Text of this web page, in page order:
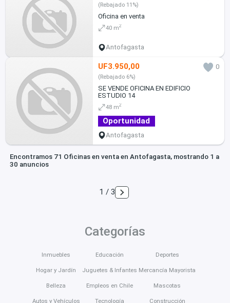
(Rebajado 11%)
Oficina en venta
40 m2
Antofagasta
UF3.950,00 0
(Rebajado 6%)
SE VENDE OFICINA EN EDIFICIO
ESTUDIO 14
48 m2
Oportunidad
Antofagasta
Encontramos 71 Oficinas en venta en Antofagasta, mostrando 1 a
30 anuncios
1 / 3
Categorías
Inmuebles
Hogar y Jardín
Belleza
Autos y Vehículos
Educación
Juguetes & Infantes
Empleos en Chile
Tecnología
Deportes
Mercancía Mayorista
Mascotas
Construcción